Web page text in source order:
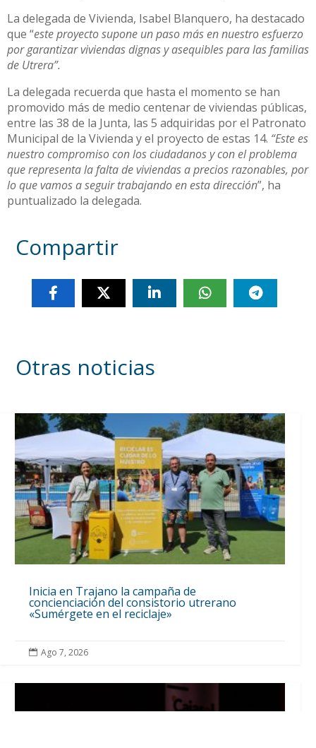
La delegada de Vivienda, Isabel Blanquero, ha destacado
que “este proyecto supone un paso más en nuestro esfuerzo
por garantizar viviendas dignas y asequibles para las familias
de Utrera”.
La delegada recuerda que hasta el momento se han
promovido más de medio centenar de viviendas públicas,
entre las 38 de la Junta, las 5 adquiridas por el Patronato
Municipal de la Vivienda y el proyecto de estas 14. “Este es
nuestro compromiso con los ciudadanos y con el problema
que representa la falta de viviendas a precios razonables, por
lo que vamos a seguir trabajando en esta dirección”, ha
puntualizado la delegada.
Compartir
Otras noticias
Inicia en Trajano la campaña de
concienciación del consistorio utrerano
«Sumérgete en el reciclaje»
 Ago 7, 2026